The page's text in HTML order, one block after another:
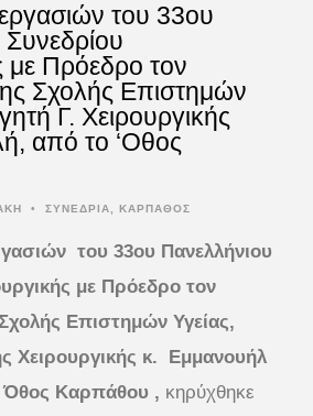
του 33ου
με Πρόεδρο τον
Σχολής Επιστημών
Γ. Χειρουργικής
από το ‘Οθος
• ΣΥΝΕΔΡΙΑ, ΚΑΡΠΑΘΟΣ
του 33ου Πανελλήνιου
με Πρόεδρο τον
Επιστημών Υγείας,
Χειρουργικής κ.
Εμμανουήλ
Όθος Καρπάθου , κηρύχθηκε